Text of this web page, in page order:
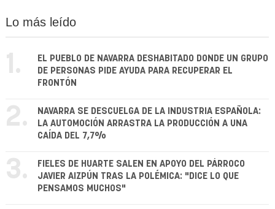
Lo más leído
1.
EL PUEBLO DE NAVARRA DESHABITADO DONDE UN GRUPO
DE PERSONAS PIDE AYUDA PARA RECUPERAR EL
FRONTÓN
2.
NAVARRA SE DESCUELGA DE LA INDUSTRIA ESPAÑOLA:
LA AUTOMOCIÓN ARRASTRA LA PRODUCCIÓN A UNA
CAÍDA DEL 7,7%
3.
FIELES DE HUARTE SALEN EN APOYO DEL PÁRROCO
JAVIER AIZPÚN TRAS LA POLÉMICA: "DICE LO QUE
PENSAMOS MUCHOS"